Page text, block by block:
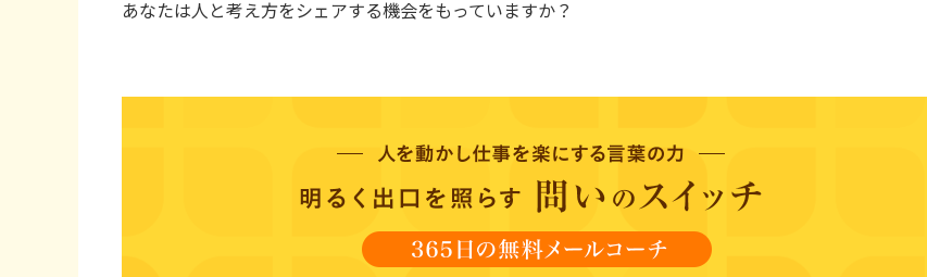
あなたは人と考え方をシェアする機会をもっていますか？